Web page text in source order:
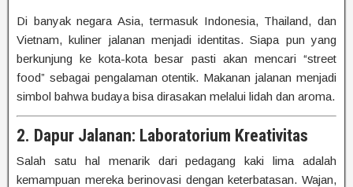
Di banyak negara Asia, termasuk Indonesia, Thailand, dan
Vietnam, kuliner jalanan menjadi identitas. Siapa pun yang
berkunjung ke kota-kota besar pasti akan mencari “street
food” sebagai pengalaman otentik. Makanan jalanan menjadi
simbol bahwa budaya bisa dirasakan melalui lidah dan aroma.
2. Dapur Jalanan: Laboratorium Kreativitas
Salah satu hal menarik dari pedagang kaki lima adalah
kemampuan mereka berinovasi dengan keterbatasan. Wajan,